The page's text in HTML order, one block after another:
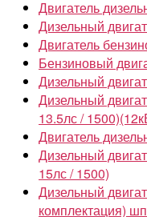
Двигатель
Дизельный
Двигатель
Бензиновый
Дизельный
Дизельный
13.5лс /
Двигатель
Дизельный
15лс / 1500)
Дизельный
комплектация)